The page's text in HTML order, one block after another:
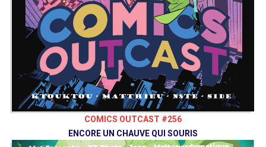
COMICS OUTCAST #256
ENCORE UN CHAUVE QUI SOURIS